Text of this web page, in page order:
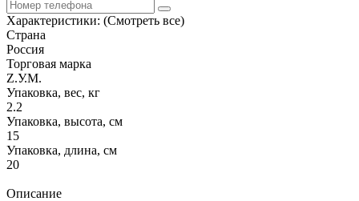
Характеристики: (Смотреть все)
Страна
Россия
Торговая марка
Z.У.М.
Упаковка, вес, кг
2.2
Упаковка, высота, см
15
Упаковка, длина, см
20
Описание